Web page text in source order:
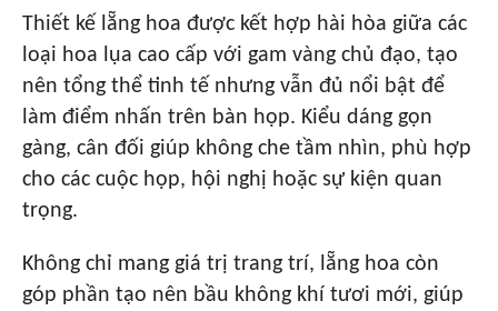
Thiết kế lẵng hoa được kết hợp hài hòa giữa các
loại hoa lụa cao cấp với gam vàng chủ đạo, tạo
nên tổng thể tinh tế nhưng vẫn đủ nổi bật để
làm điểm nhấn trên bàn họp. Kiểu dáng gọn
gàng, cân đối giúp không che tầm nhìn, phù hợp
cho các cuộc họp, hội nghị hoặc sự kiện quan
trọng.
Không chỉ mang giá trị trang trí, lẵng hoa còn
góp phần tạo nên bầu không khí tươi mới, giúp